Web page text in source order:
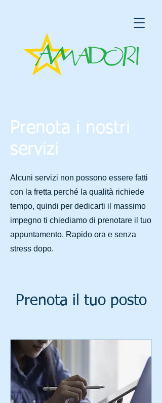
Prenota i nostri
servizi
Alcuni servizi non possono essere fatti
con la fretta perché la qualità richiede
tempo, quindi per dedicarti il massimo
impegno ti chiediamo di prenotare il tuo
appuntamento. Rapido ora e senza
stress dopo.
Prenota il tuo posto